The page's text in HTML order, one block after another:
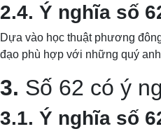
2.4. Ý nghĩa số
Dựa vào học thuật phương
đạo phù hợp với những quý
3. Số 62 có ý
3.1. Ý nghĩa số